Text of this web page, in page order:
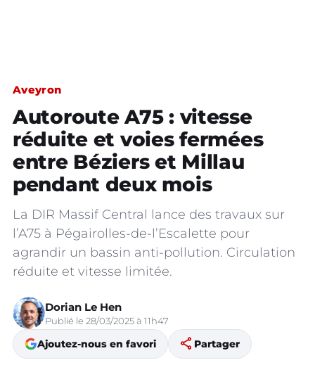
Aveyron
Autoroute A75 : vitesse
réduite et voies fermées
entre Béziers et Millau
pendant deux mois
La DIR Massif Central lance des travaux sur
l’A75 à Pégairolles-de-l’Escalette pour
agrandir un bassin anti-pollution. Circulation
réduite et vitesse limitée.
Dorian Le Hen
Publié le 28/03/2025 à 11h47
Ajoutez-nous en favori share Partager